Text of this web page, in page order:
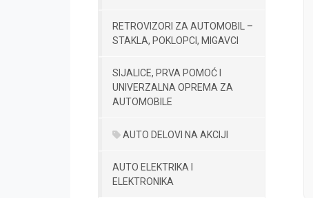
RETROVIZORI ZA AUTOMOBIL –
STAKLA, POKLOPCI, MIGAVCI
SIJALICE, PRVA POMOĆ I
UNIVERZALNA OPREMA ZA
AUTOMOBILE
AUTO DELOVI NA AKCIJI
AUTO ELEKTRIKA I
ELEKTRONIKA